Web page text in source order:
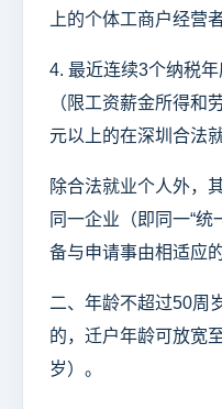
上的个体工商户经营者
4. 最近连续3个纳税
（限工资薪金所得和
元以上的在深圳合法
除合法就业个人外，
同一企业（即同一“
备与申请事由相适应
二、年龄不超过50周
的，迁户年龄可放宽
岁）。